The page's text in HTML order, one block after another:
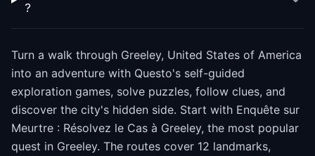
?
Turn a walk through Greeley, United States of America
into an adventure with Questo's self-guided
exploration games, solve puzzles, follow clues, and
discover the city's hidden side. Start with Enquête sur
Meurtre : Résolvez le Cas à Greeley, the most popular
quest in Greeley. The routes cover 12 landmarks,